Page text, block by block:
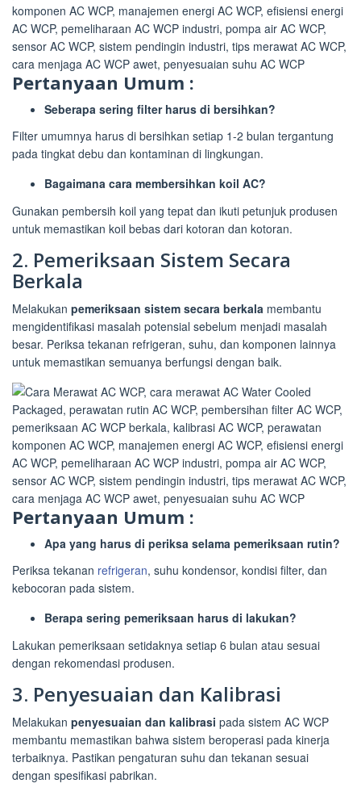
Pertanyaan Umum :
Seberapa sering filter harus di bersihkan?
Filter umumnya harus di bersihkan setiap 1-2 bulan tergantung
pada tingkat debu dan kontaminan di lingkungan.
Bagaimana cara membersihkan koil AC?
Gunakan pembersih koil yang tepat dan ikuti petunjuk produsen
untuk memastikan koil bebas dari kotoran dan kotoran.
2. Pemeriksaan Sistem Secara
Berkala
Melakukan pemeriksaan sistem secara berkala membantu
mengidentifikasi masalah potensial sebelum menjadi masalah
besar. Periksa tekanan refrigeran, suhu, dan komponen lainnya
untuk memastikan semuanya berfungsi dengan baik.
Pertanyaan Umum :
Apa yang harus di periksa selama pemeriksaan rutin?
Periksa tekanan refrigeran, suhu kondensor, kondisi filter, dan
kebocoran pada sistem.
Berapa sering pemeriksaan harus di lakukan?
Lakukan pemeriksaan setidaknya setiap 6 bulan atau sesuai
dengan rekomendasi produsen.
3. Penyesuaian dan Kalibrasi
Melakukan penyesuaian dan kalibrasi pada sistem AC WCP
membantu memastikan bahwa sistem beroperasi pada kinerja
terbaiknya. Pastikan pengaturan suhu dan tekanan sesuai
dengan spesifikasi pabrikan.